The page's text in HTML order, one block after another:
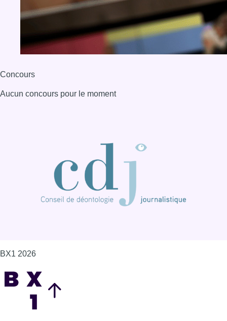
Concours
Aucun concours pour le moment
BX1 2026